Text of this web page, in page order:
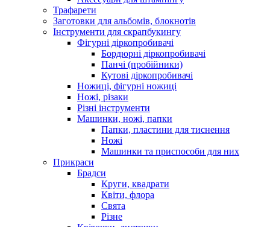
Трафарети
Заготовки для альбомів, блокнотів
Інструменти для скрапбукингу
Фігурні діркопробивачі
Бордюрні діркопробивачі
Панчі (пробійники)
Кутові діркопробивачі
Ножиці, фігурні ножиці
Ножі, різаки
Різні інструменти
Машинки, ножі, папки
Папки, пластини для тиснення
Ножі
Машинки та приспособи для них
Прикраси
Брадси
Круги, квадрати
Квіти, флора
Свята
Різне